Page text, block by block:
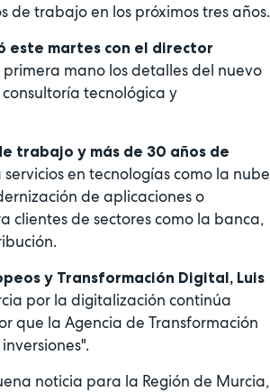
de trabajo en los próximos tres años.
este martes con el director
mano los detalles del nuevo
tecnológica y
trabajo y más de 30 años de
en tecnologías como la nube
de aplicaciones o
clientes de sectores como la banca,
y Transformación Digital, Luis
por la digitalización continúa
que la Agencia de Transformación
noticia para la Región de Murcia,